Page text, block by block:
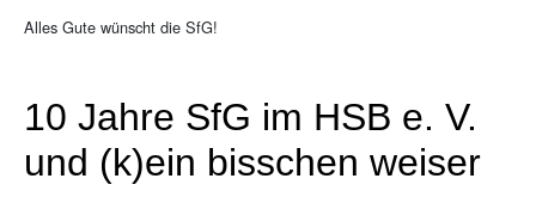
Alles Gute wünscht die SfG!
10 Jahre SfG im HSB e. V.
und (k)ein bisschen weiser